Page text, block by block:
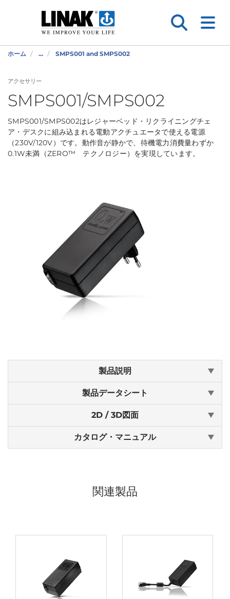
ホーム ... SMPS001 and SMPS002
アクセサリー
SMPS001/SMPS002
SMPS001/SMPS002はレジャーベッド・リクライニングチェ
ア・デスクに組み込まれる電動アクチュエータで使える電源
（230V/120V）です。動作音が静かで、待機電力消費量わずか
0.1W未満（ZERO™ テクノロジー）を実現しています。
製品説明
製品データシート
2D / 3D図面
カタログ・マニュアル
関連製品